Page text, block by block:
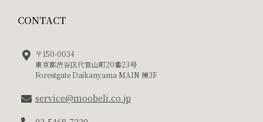
CONTACT
〒150-0034
東京都渋谷区代官山町20番23号
Forestgate Daikanyama MAIN 棟3F
service@moobeli.co.jp